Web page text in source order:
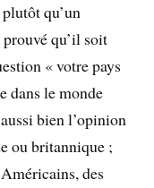
qu’un
qu’il soit
« votre pays
dans le monde
bien l’opinion
ou britannique ;
des